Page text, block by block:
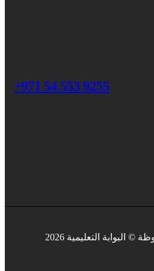
+971 54 553 9255
البوابة التعليمية 2026